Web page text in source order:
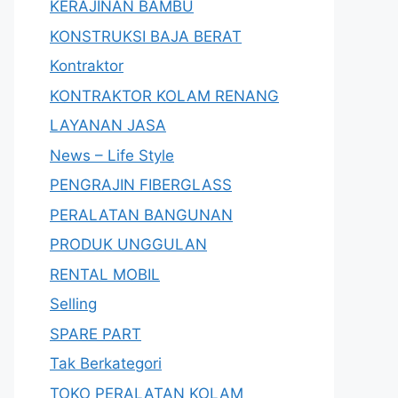
KERAJINAN BAMBU
KONSTRUKSI BAJA BERAT
Kontraktor
KONTRAKTOR KOLAM RENANG
LAYANAN JASA
News – Life Style
PENGRAJIN FIBERGLASS
PERALATAN BANGUNAN
PRODUK UNGGULAN
RENTAL MOBIL
Selling
SPARE PART
Tak Berkategori
TOKO PERALATAN KOLAM